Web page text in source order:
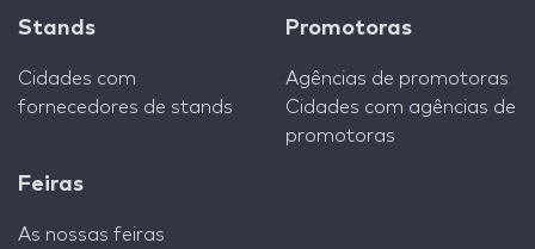
Stands
Cidades com
fornecedores de stands
Promotoras
Agências de promotoras
Cidades com agências de
promotoras
Feiras
As nossas feiras